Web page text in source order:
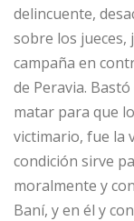
delincuente,
sobre los jueces,
campaña en
de Peravia.
matar para que
victimario, fue la
condición sirve
moralmente y
Baní, y en él y